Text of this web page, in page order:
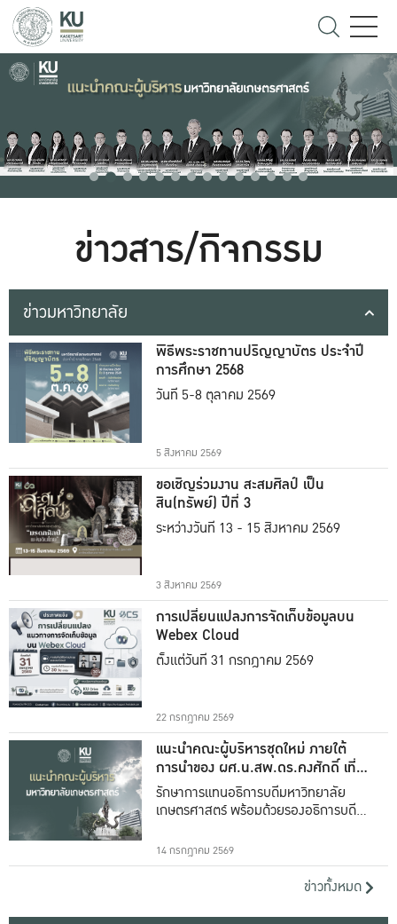
ข่าวสาร/กิจกรรม
ข่าวมหาวิทยาลัย
พิธีพระราชทานปริญญาบัตร ประจำปี
การศึกษา 2568
วันที่ 5-8 ตุลาคม 2569
5 สิงหาคม 2569
ขอเชิญร่วมงาน สะสมศิลป์ เป็น
สิน(ทรัพย์) ปีที่ 3
ระหว่างวันที่ 13 - 15 สิงหาคม 2569
3 สิงหาคม 2569
การเปลี่ยนแปลงการจัดเก็บข้อมูลบน
Webex Cloud
ตั้งแต่วันที่ 31 กรกฎาคม 2569
22 กรกฎาคม 2569
แนะนำคณะผู้บริหารชุดใหม่ ภายใต้
การนำของ ผศ.น.สพ.ดร.คงศักดิ์ เที่ยง
ธรรม
รักษาการแทนอธิการบดีมหาวิทยาลัย
เกษตรศาสตร์ พร้อมด้วยรองอธิการบดีทั้ง
14 กรกฎาคม 2569
ข่าวทั้งหมด